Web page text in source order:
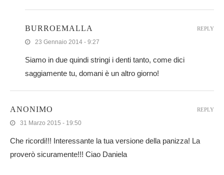
BURROEMALLA
23 Gennaio 2014 - 9:27
Siamo in due quindi stringi i denti tanto, come dici
saggiamente tu, domani è un altro giorno!
REPLY
ANONIMO
31 Marzo 2015 - 19:50
Che ricordi!!! Interessante la tua versione della panizza! La
proverò sicuramente!!! Ciao Daniela
REPLY